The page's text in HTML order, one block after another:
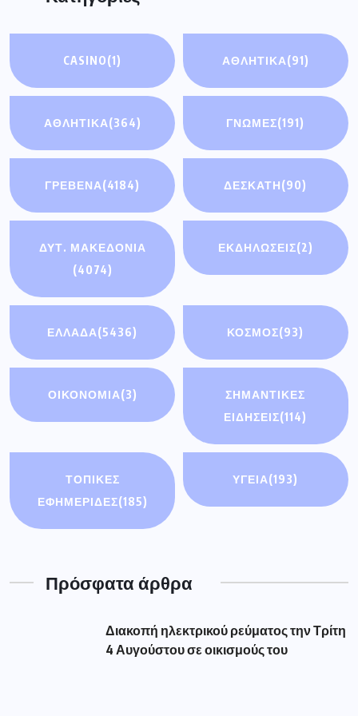
CASINO(1) ΑΘΛΗΤΙΚΆ(91)
ΑΘΛΗΤΙΚΑ(364) ΓΝΩΜΕΣ(191)
ΓΡΕΒΕΝΑ(4184) ΔΕΣΚΑΤΗ(90)
ΔΥΤ. ΜΑΚΕΔΟΝΙΑ
(4074)
ΕΚΔΗΛΩΣΕΙΣ(2)
ΕΛΛΑΔΑ(5436) ΚΟΣΜΟΣ(93)
ΟΙΚΟΝΟΜΊΑ(3)
ΣΗΜΑΝΤΙΚΈΣ
ΕΙΔΉΣΕΙΣ(114)
ΤΟΠΙΚΕΣ
ΕΦΗΜΕΡΙΔΕΣ(185)
ΥΓΕΙΑ(193)
Πρόσφατα άρθρα
Διακοπή ηλεκτρικού ρεύματος την Τρίτη
4 Αυγούστου σε οικισμούς του